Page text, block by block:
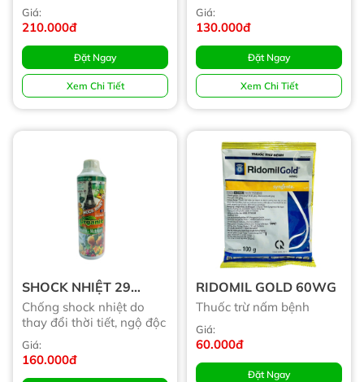
Giá:
210.000đ
Đặt Ngay
Xem Chi Tiết
Giá:
130.000đ
Đặt Ngay
Xem Chi Tiết
SHOCK NHIỆT 29
ORGANIC
Chống shock nhiệt do
thay đổi thời tiết, ngộ độc
Giá:
160.000đ
RIDOMIL GOLD 60WG
Thuốc trừ nấm bệnh
Giá:
60.000đ
Đặt Ngay